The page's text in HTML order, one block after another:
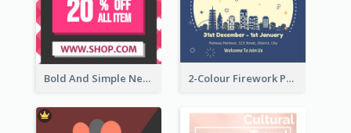
Bold And Simple New Year Outlet Flyer Design 2-Colour Firework Performance With City Background